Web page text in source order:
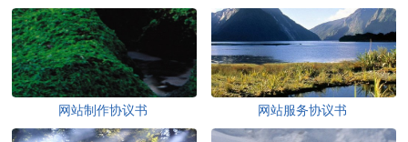
网站制作协议书 网站服务协议书